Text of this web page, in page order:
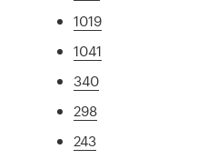
1019
1041
340
298
243